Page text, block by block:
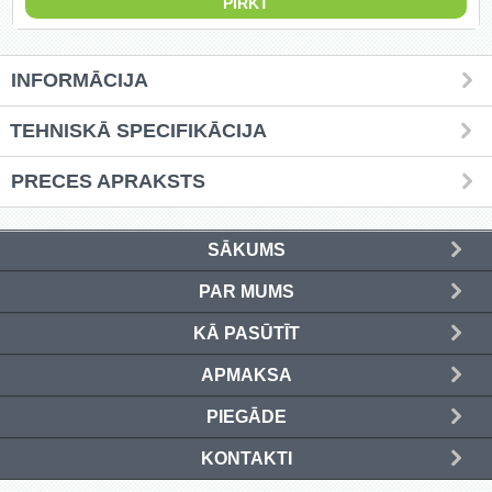
INFORMĀCIJA
TEHNISKĀ SPECIFIKĀCIJA
PRECES APRAKSTS
SĀKUMS
PAR MUMS
KĀ PASŪTĪT
APMAKSA
PIEGĀDE
KONTAKTI
(50)
Instrumentu rezerves daļas (37)
Krāsošanas instrumenti (133)
Laivu dzinēji (12)